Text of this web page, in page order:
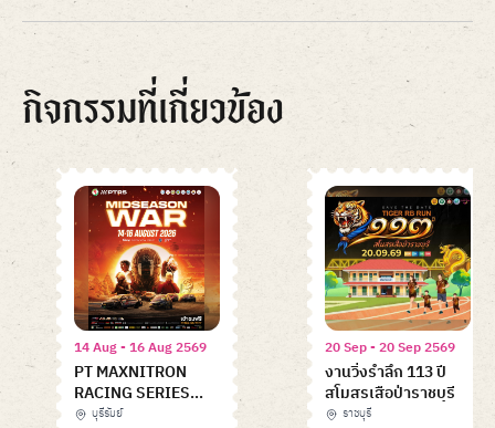
กิจกรรมที่เกี่ยวข้อง
14 Aug - 16 Aug 2569
PT MAXNITRON
RACING SERIES
2026 – MIDSEASON
บุรีรัมย์
20 Sep - 20 Sep 2569
งานวิ่งรำลึก 113 ปี
สโมสรเสือป่าราชบุรี
ราชบุรี